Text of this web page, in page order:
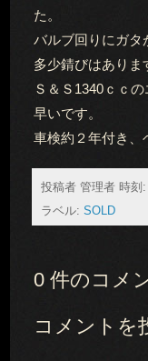
た。
バルブ回りにガタ
多少錆びはありま
Ｓ＆Ｓ1340ｃｃ
早いです。
車検約２年付き、
投稿者 管理者 時刻:
ラベル: SOLD
0 件のコメ
コメントを